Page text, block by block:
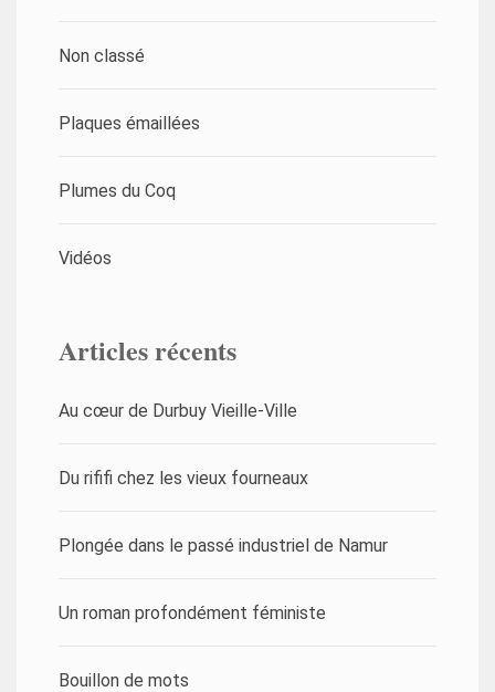
Non classé
Plaques émaillées
Plumes du Coq
Vidéos
Articles récents
Au cœur de Durbuy Vieille-Ville
Du rififi chez les vieux fourneaux
Plongée dans le passé industriel de Namur
Un roman profondément féministe
Bouillon de mots